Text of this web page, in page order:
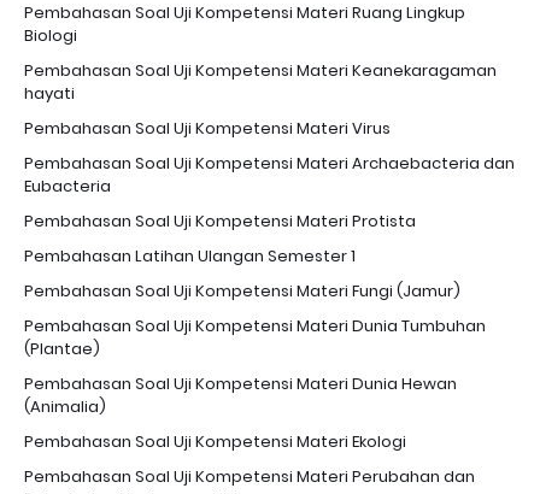
Pembahasan Soal Uji Kompetensi Materi Ruang Lingkup
Biologi
Pembahasan Soal Uji Kompetensi Materi Keanekaragaman
hayati
Pembahasan Soal Uji Kompetensi Materi Virus
Pembahasan Soal Uji Kompetensi Materi Archaebacteria dan
Eubacteria
Pembahasan Soal Uji Kompetensi Materi Protista
Pembahasan Latihan Ulangan Semester 1
Pembahasan Soal Uji Kompetensi Materi Fungi (Jamur)
Pembahasan Soal Uji Kompetensi Materi Dunia Tumbuhan
(Plantae)
Pembahasan Soal Uji Kompetensi Materi Dunia Hewan
(Animalia)
Pembahasan Soal Uji Kompetensi Materi Ekologi
Pembahasan Soal Uji Kompetensi Materi Perubahan dan